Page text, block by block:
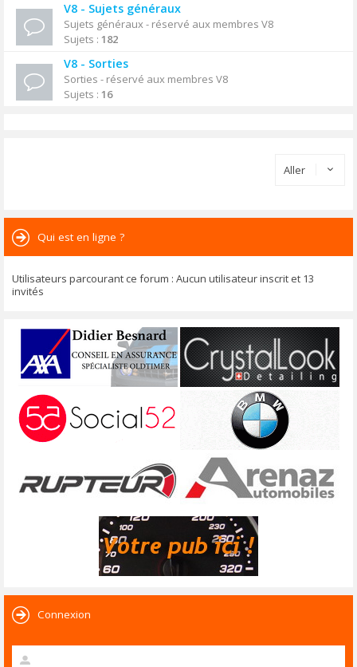
V8 - Sujets généraux
Sujets généraux - réservé aux membres V8
Sujets : 182
V8 - Sorties
Sorties - réservé aux membres V8
Sujets : 16
Aller
Qui est en ligne ?
Utilisateurs parcourant ce forum : Aucun utilisateur inscrit et 13
invités
Connexion